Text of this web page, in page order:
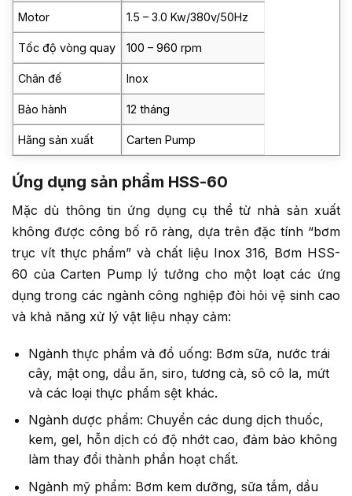
Motor 1.5 – 3.0 Kw/380v/50Hz
Tốc độ vòng quay 100 – 960 rpm
Chân đế Inox
Bảo hành 12 tháng
Hãng sản xuất Carten Pump
Ứng dụng sản phẩm HSS-60
Mặc dù thông tin ứng dụng cụ thể từ nhà sản xuất
không được công bố rõ ràng, dựa trên đặc tính “bơm
trục vít thực phẩm” và chất liệu Inox 316, Bơm HSS-
60 của Carten Pump lý tưởng cho một loạt các ứng
dụng trong các ngành công nghiệp đòi hỏi vệ sinh cao
và khả năng xử lý vật liệu nhạy cảm:
Ngành thực phẩm và đồ uống: Bơm sữa, nước trái
cây, mật ong, dầu ăn, siro, tương cà, sô cô la, mứt
và các loại thực phẩm sệt khác.
Ngành dược phẩm: Chuyển các dung dịch thuốc,
kem, gel, hỗn dịch có độ nhớt cao, đảm bảo không
làm thay đổi thành phần hoạt chất.
Ngành mỹ phẩm: Bơm kem dưỡng, sữa tắm, dầu